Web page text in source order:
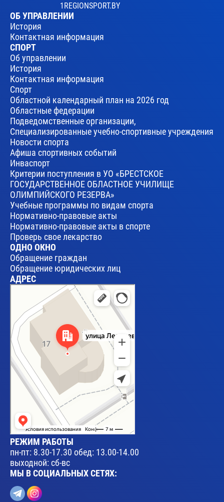
1REGIONSPORT.BY
ОБ УПРАВЛЕНИИ
История
Контактная информация
СПОРТ
Об управлении
История
Контактная информация
Спорт
Областной календарный план на 2026 год
Областные федерации
Подведомственные организации,
Специализированные учебно-спортивные учреждения
Новости спорта
Афиша спортивных событий
Инваспорт
Критерии поступления в УО «БРЕСТСКОЕ
ГОСУДАРСТВЕННОЕ ОБЛАСТНОЕ УЧИЛИЩЕ
ОЛИМПИЙСКОГО РЕЗЕРВА»
Учебные программы по видам спорта
Нормативно-правовые акты
Нормативно-правовые акты в спорте
Проверь свое лекарство
ОДНО ОКНО
Обращение граждан
Обращение юридических лиц
АДРЕС
Брест
Улица Леваневского, 17 — Яндекс Карты
РЕЖИМ РАБОТЫ
пн-пт: 8.30-17.30 обед: 13.00-14.00
выходной: сб-вс
МЫ В СОЦИАЛЬНЫХ СЕТЯХ: